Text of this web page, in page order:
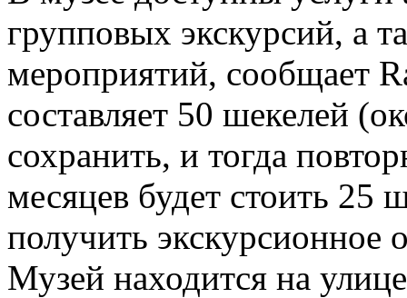
групповых экскурсий, а
мероприятий, сообщает
составляет 50 шекелей
сохранить, и тогда
месяцев будет стоить
получить экскурсионное
Музей находится на